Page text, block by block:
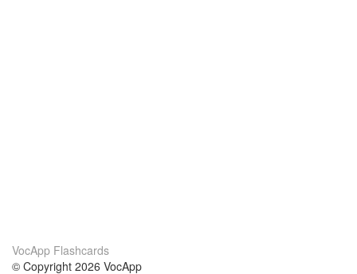
VocApp Flashcards
© Copyright 2026 VocApp